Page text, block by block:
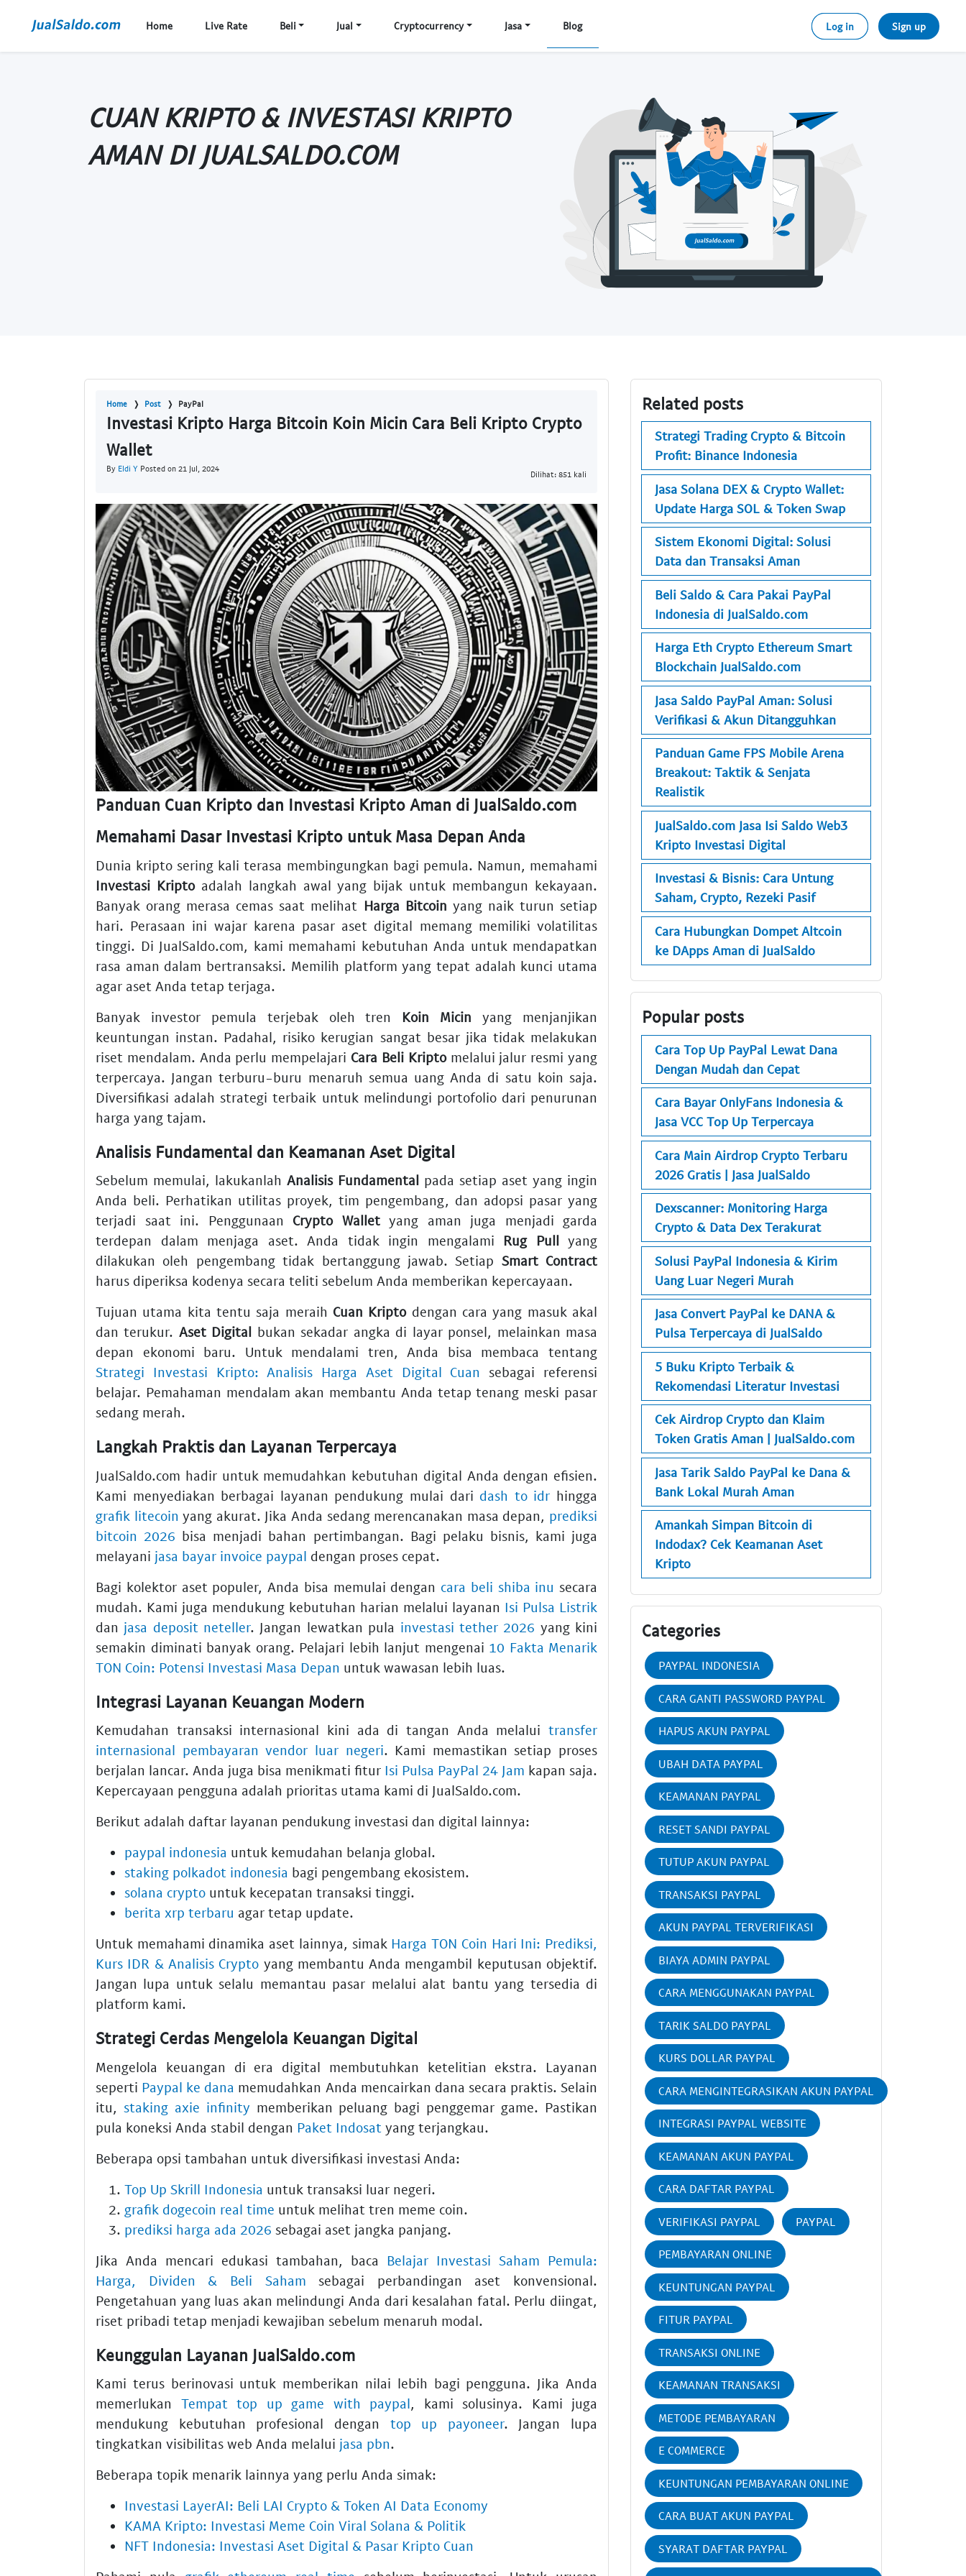
Home Live Rate Beli Jual Cryptocurrency Jasa Blog Log in Sign up
CUAN KRIPTO & INVESTASI KRIPTO
AMAN DI JUALSALDO.COM
Home Post PayPal
Investasi Kripto Harga Bitcoin Koin Micin Cara Beli Kripto Crypto
Wallet
By Eldi Y Posted on 21 Jul, 2024
Dilihat: 851 kali
Panduan Cuan Kripto dan Investasi Kripto Aman di JualSaldo.com
Memahami Dasar Investasi Kripto untuk Masa Depan Anda
Dunia kripto sering kali terasa membingungkan bagi pemula. Namun, memahami
Investasi Kriptoadalah langkah awal yang bijak untuk membangun kekayaan.
Banyak orang merasa cemas saat melihat Harga Bitcoin yang naik turun setiap
hari. Perasaan ini wajar karena pasar aset digital memang memiliki volatilitas
tinggi. Di JualSaldo.com, kami memahami kebutuhan Anda untuk mendapatkan
rasa aman dalam bertransaksi. Memilih platform yang tepat adalah kunci utama
agar aset Anda tetap terjaga.
Banyak investor pemula terjebak oleh tren Koin Micin yang menjanjikan
keuntungan instan. Padahal, risiko kerugian sangat besar jika tidak melakukan
riset mendalam. Anda perlu mempelajari Cara Beli Kriptomelalui jalur resmi yang
terpercaya. Jangan terburu-buru menaruh semua uang Anda di satu koin saja.
Diversifikasi adalah strategi terbaik untuk melindungi portofolio dari penurunan
harga yang tajam.
Analisis Fundamental dan Keamanan Aset Digital
Sebelum memulai, lakukanlah Analisis Fundamental pada setiap aset yang ingin
Anda beli. Perhatikan utilitas proyek, tim pengembang, dan adopsi pasar yang
terjadi saat ini. Penggunaan Crypto Walletyang aman juga menjadi garda
terdepan dalam menjaga aset. Anda tidak ingin mengalami Rug Pullyang
dilakukan oleh pengembang tidak bertanggung jawab. Setiap Smart Contract
harus diperiksa kodenya secara teliti sebelum Anda memberikan kepercayaan.
Tujuan utama kita tentu saja meraih Cuan Kriptodengan cara yang masuk akal
dan terukur. Aset Digital bukan sekadar angka di layar ponsel, melainkan masa
depan ekonomi baru. Untuk mendalami tren, Anda bisa membaca tentang
Strategi Investasi Kripto: Analisis Harga Aset Digital Cuan
sebagai referensi
belajar. Pemahaman mendalam akan membantu Anda tetap tenang meski pasar
sedang merah.
Langkah Praktis dan Layanan Terpercaya
JualSaldo.com hadir untuk memudahkan kebutuhan digital Anda dengan efisien.
Kami menyediakan berbagai layanan pendukung mulai dari dash to idr hingga
grafik litecoin yang akurat. Jika Anda sedang merencanakan masa depan, prediksi
bitcoin 2026 bisa menjadi bahan pertimbangan. Bagi pelaku bisnis, kami juga
melayani jasa bayar invoice paypal dengan proses cepat.
Bagi kolektor aset populer, Anda bisa memulai dengan cara beli shiba inu secara
mudah. Kami juga mendukung kebutuhan harian melalui layanan Isi Pulsa Listrik
dan jasa deposit neteller. Jangan lewatkan pula investasi tether 2026 yang kini
semakin diminati banyak orang. Pelajari lebih lanjut mengenai 10 Fakta Menarik
TON Coin: Potensi Investasi Masa Depan untuk wawasan lebih luas.
Integrasi Layanan Keuangan Modern
Kemudahan transaksi internasional kini ada di tangan Anda melalui transfer
internasional pembayaran vendor luar negeri. Kami memastikan setiap proses
berjalan lancar. Anda juga bisa menikmati fitur Isi Pulsa PayPal 24 Jam kapan saja.
Kepercayaan pengguna adalah prioritas utama kami di JualSaldo.com.
Berikut adalah daftar layanan pendukung investasi dan digital lainnya:
paypal indonesia untuk kemudahan belanja global.
staking polkadot indonesia bagi pengembang ekosistem.
solana crypto untuk kecepatan transaksi tinggi.
berita xrp terbaru agar tetap update.
Untuk memahami dinamika aset lainnya, simak Harga TON Coin Hari Ini: Prediksi,
Kurs IDR & Analisis Crypto yang membantu Anda mengambil keputusan objektif.
Jangan lupa untuk selalu memantau pasar melalui alat bantu yang tersedia di
platform kami.
Strategi Cerdas Mengelola Keuangan Digital
Mengelola keuangan di era digital membutuhkan ketelitian ekstra. Layanan
seperti Paypal ke dana memudahkan Anda mencairkan dana secara praktis. Selain
itu, staking axie infinity memberikan peluang bagi penggemar game. Pastikan
pula koneksi Anda stabil dengan Paket Indosat yang terjangkau.
Beberapa opsi tambahan untuk diversifikasi investasi Anda:
Top Up Skrill Indonesia untuk transaksi luar negeri.
grafik dogecoin real time untuk melihat tren meme coin.
prediksi harga ada 2026 sebagai aset jangka panjang.
Jika Anda mencari edukasi tambahan, baca Belajar Investasi Saham Pemula:
Harga, Dividen & Beli Saham sebagai perbandingan aset konvensional.
Pengetahuan yang luas akan melindungi Anda dari kesalahan fatal. Perlu diingat,
riset pribadi tetap menjadi kewajiban sebelum menaruh modal.
Keunggulan Layanan JualSaldo.com
Kami terus berinovasi untuk memberikan nilai lebih bagi pengguna. Jika Anda
memerlukan Tempat top up game with paypal, kami solusinya. Kami juga
mendukung kebutuhan profesional dengan top up payoneer. Jangan lupa
tingkatkan visibilitas web Anda melalui jasa pbn.
Beberapa topik menarik lainnya yang perlu Anda simak:
Investasi LayerAI: Beli LAI Crypto & Token AI Data Economy
KAMA Kripto: Investasi Meme Coin Viral Solana & Politik
NFT Indonesia: Investasi Aset Digital & Pasar Kripto Cuan
Related posts
Strategi Trading Crypto & Bitcoin
Profit: Binance Indonesia
Jasa Solana DEX & Crypto Wallet:
Update Harga SOL & Token Swap
Sistem Ekonomi Digital: Solusi
Data dan Transaksi Aman
Beli Saldo & Cara Pakai PayPal
Indonesia di JualSaldo.com
Harga Eth Crypto Ethereum Smart
Blockchain JualSaldo.com
Jasa Saldo PayPal Aman: Solusi
Verifikasi & Akun Ditangguhkan
Panduan Game FPS Mobile Arena
Breakout: Taktik & Senjata
Realistik
JualSaldo.com Jasa Isi Saldo Web3
Kripto Investasi Digital
Investasi & Bisnis: Cara Untung
Saham, Crypto, Rezeki Pasif
Cara Hubungkan Dompet Altcoin
ke DApps Aman di JualSaldo
Popular posts
Cara Top Up PayPal Lewat Dana
Dengan Mudah dan Cepat
Cara Bayar OnlyFans Indonesia &
Jasa VCC Top Up Terpercaya
Cara Main Airdrop Crypto Terbaru
2026 Gratis | Jasa JualSaldo
Dexscanner: Monitoring Harga
Crypto & Data Dex Terakurat
Solusi PayPal Indonesia & Kirim
Uang Luar Negeri Murah
Jasa Convert PayPal ke DANA &
Pulsa Terpercaya di JualSaldo
5 Buku Kripto Terbaik &
Rekomendasi Literatur Investasi
Cek Airdrop Crypto dan Klaim
Token Gratis Aman | JualSaldo.com
Jasa Tarik Saldo PayPal ke Dana &
Bank Lokal Murah Aman
Amankah Simpan Bitcoin di
Indodax? Cek Keamanan Aset
Kripto
Categories
PAYPAL INDONESIA
CARA GANTI PASSWORD PAYPAL
HAPUS AKUN PAYPAL
UBAH DATA PAYPAL
KEAMANAN PAYPAL
RESET SANDI PAYPAL
TUTUP AKUN PAYPAL
TRANSAKSI PAYPAL
AKUN PAYPAL TERVERIFIKASI
BIAYA ADMIN PAYPAL
CARA MENGGUNAKAN PAYPAL
TARIK SALDO PAYPAL
KURS DOLLAR PAYPAL
CARA MENGINTEGRASIKAN AKUN PAYPAL
INTEGRASI PAYPAL WEBSITE
KEAMANAN AKUN PAYPAL
CARA DAFTAR PAYPAL
VERIFIKASI PAYPAL PAYPAL
PEMBAYARAN ONLINE
KEUNTUNGAN PAYPAL
FITUR PAYPAL
TRANSAKSI ONLINE
KEAMANAN TRANSAKSI
METODE PEMBAYARAN
E COMMERCE
KEUNTUNGAN PEMBAYARAN ONLINE
CARA BUAT AKUN PAYPAL
SYARAT DAFTAR PAYPAL